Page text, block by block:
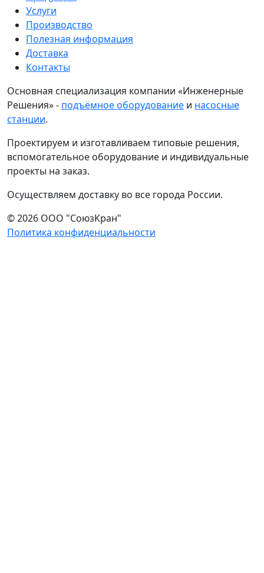
Услуги
Производство
Полезная информация
Доставка
Контакты
Основная специализация компании «Инженерные
Решения» - подъёмное оборудование и насосные
станции.
Проектируем и изготавливаем типовые решения,
вспомогательное оборудование и индивидуальные
проекты на заказ.
Осуществляем доставку во все города России.
© 2026 ООО "СоюзКран"
Политика конфиденциальности